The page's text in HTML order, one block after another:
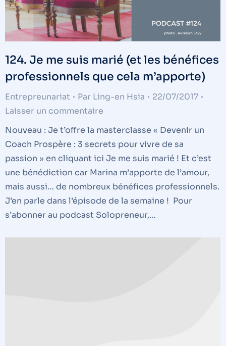
124. Je me suis marié (et les bénéfices
professionnels que cela m’apporte)
Entrepreunariat Par Ling-en Hsia
22/07/2017
Laisser un commentaire
Nouveau : Je t’offre la masterclasse « Devenir un
Coach Prospère : 3 secrets pour vivre de sa
passion » en cliquant ici Je me suis marié ! Et c’est
une bénédiction car Marina m’apporte de l’amour,
mais aussi… de nombreux bénéfices professionnels.
J’en parle dans l’épisode de la semaine ! Pour
s’abonner au podcast Solopreneur,…